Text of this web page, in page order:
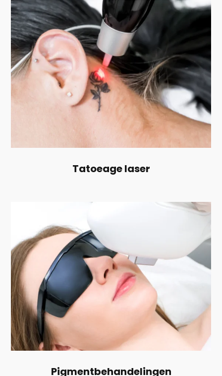
Tatoeage laser
Pigmentbehandelingen